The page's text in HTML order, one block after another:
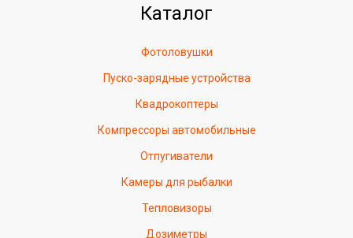
Каталог
Фотоловушки
Пуско-зарядные устройства
Квадрокоптеры
Компрессоры автомобильные
Отпугиватели
Камеры для рыбалки
Тепловизоры
Дозиметры